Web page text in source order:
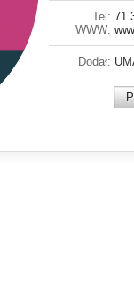
Tel: 71
WWW:
Dodał: